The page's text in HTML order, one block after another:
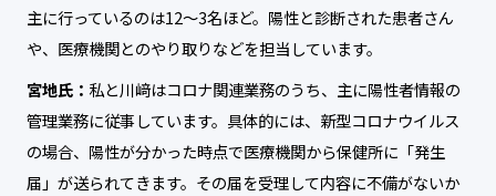
主に行っているのは12～3名ほど。陽性と診断された患者さん
や、医療機関とのやり取りなどを担当しています。
宮地氏： 私と川﨑はコロナ関連業務のうち、主に陽性者情報の
管理業務に従事しています。具体的には、新型コロナウイルス
の場合、陽性が分かった時点で医療機関から保健所に「発生
届」が送られてきます。その届を受理して内容に不備がないか